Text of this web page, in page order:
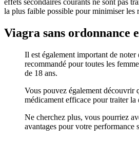
effets secondaires courants ne sont pas
la plus faible possible pour minimiser les
Viagra sans ordonnance
Il est également important de noter
recommandé pour toutes les
de 18 ans.
Vous pouvez également découvrir
médicament efficace pour traiter
Ne cherchez plus, vous pourriez
avantages pour votre performance